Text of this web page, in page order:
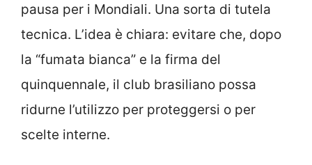
pausa per i Mondiali. Una sorta di tutela
tecnica. L’idea è chiara: evitare che, dopo
la “fumata bianca” e la firma del
quinquennale, il club brasiliano possa
ridurne l’utilizzo per proteggersi o per
scelte interne.